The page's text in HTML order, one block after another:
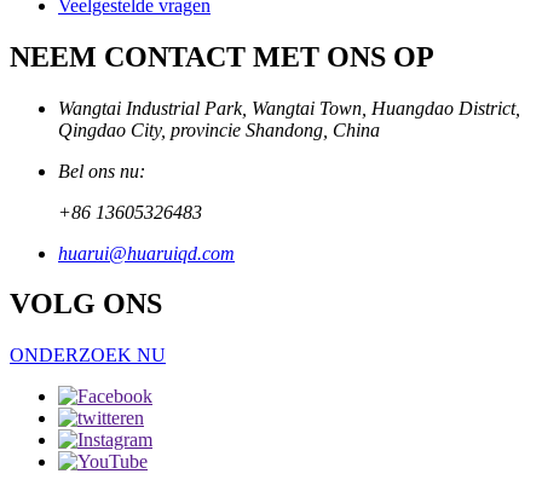
Veelgestelde vragen
NEEM CONTACT MET ONS OP
Wangtai Industrial Park, Wangtai Town, Huangdao District,
Qingdao City, provincie Shandong, China
Bel ons nu:
+86 13605326483
huarui@huaruiqd.com
VOLG ONS
ONDERZOEK NU